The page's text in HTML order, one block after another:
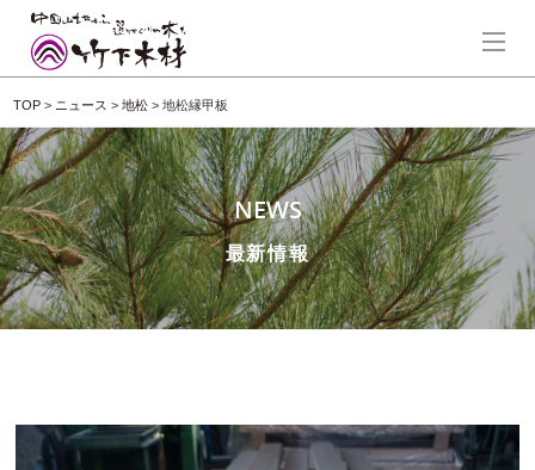
TOP > ニュース > 地松 > 地松縁甲板
NEWS
最新情報